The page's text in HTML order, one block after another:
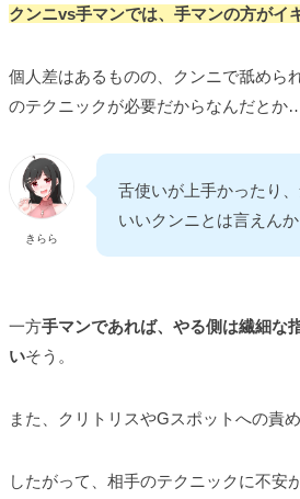
クンニvs手マンでは、手マンの方がイ
個人差はあるものの、クンニで舐めら
のテクニックが必要だからなんだと
きらら
舌使いが上手かったり
いいクンニとは言えん
一方手マンであれば、やる側は繊細な
いそう。
また、クリトリスやGスポットへの責
したがって、相手のテクニックに不安